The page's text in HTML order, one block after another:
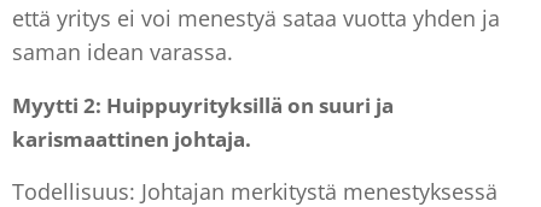
että yritys ei voi menestyä sataa vuotta yhden ja
saman idean varassa.
Myytti 2: Huippuyrityksillä on suuri ja
karismaattinen johtaja.
Todellisuus: Johtajan merkitystä menestyksessä